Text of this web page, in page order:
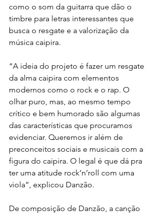
como o som da guitarra que dão o
timbre para letras interessantes que
busca o resgate e a valorização da
música caipira.
“A ideia do projeto é fazer um resgate
da alma caipira com elementos
modernos como o rock e o rap. O
olhar puro, mas, ao mesmo tempo
crítico e bem humorado são algumas
das características que procuramos
evidenciar. Queremos ir além de
preconceitos sociais e musicais com a
figura do caipira. O legal é que dá pra
ter uma atitude rock’n’roll com uma
viola”, explicou Danzão.
De composição de Danzão, a canção